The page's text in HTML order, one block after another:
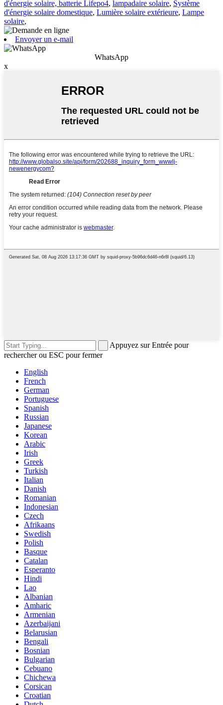
d'énergie solaire, batterie Lifepo4, lampadaire solaire, Système
d'énergie solaire domestique, Lumière solaire extérieure, Lampe
solaire,
Envoyer un e-mail
WhatsApp
x
Appuyez sur Entrée pour
rechercher ou ESC pour fermer
English
French
German
Portuguese
Spanish
Russian
Japanese
Korean
Arabic
Irish
Greek
Turkish
Italian
Danish
Romanian
Indonesian
Czech
Afrikaans
Swedish
Polish
Basque
Catalan
Esperanto
Hindi
Lao
Albanian
Amharic
Armenian
Azerbaijani
Belarusian
Bengali
Bosnian
Bulgarian
Cebuano
Chichewa
Corsican
Croatian